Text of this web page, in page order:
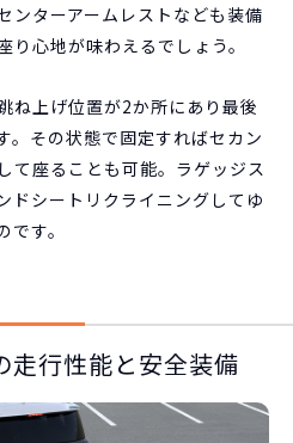
ンターアームレストなども装備
心地が味わえるでしょう。
ね上げ位置が2か所にあり最後
。その状態で固定すればセカン
て座ることも可能。ラゲッジス
ドシートリクライニングしてゆ
す。
走行性能と安全装備